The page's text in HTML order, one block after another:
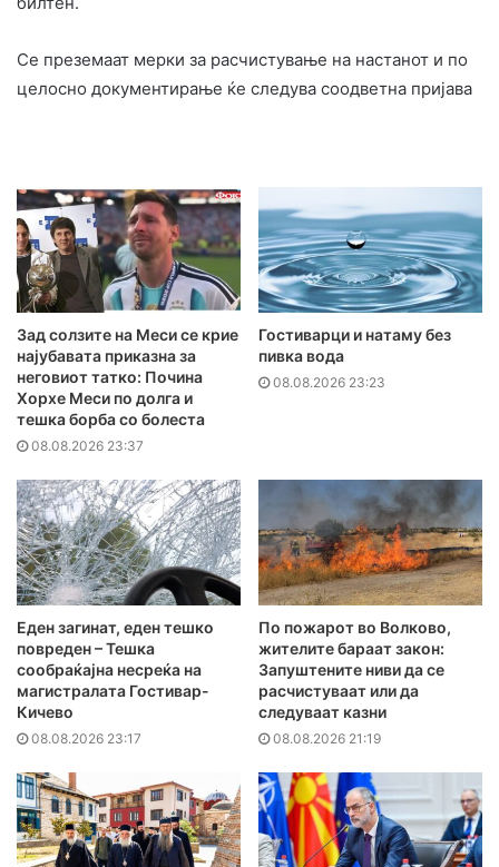
Се преземаат мерки за расчистување на настанот и по
целосно документирање ќе следува соодветна пријава
Зад солзите на Меси се крие
најубавата приказна за
неговиот татко: Почина
Хорхе Меси по долга и
тешка борба со болеста
08.08.2026 23:37
Гостиварци и натаму без
пивка вода
08.08.2026 23:23
Еден загинат, еден тешко
повреден – Тешка
сообраќајна несреќа на
магистралата Гостивар-
Кичево
08.08.2026 23:17
По пожарот во Волково,
жителите бараат закон:
Запуштените ниви да се
расчистуваат или да
следуваат казни
08.08.2026 21:19